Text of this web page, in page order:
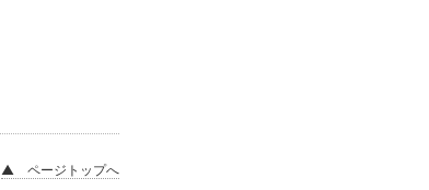
▲ ページトップへ